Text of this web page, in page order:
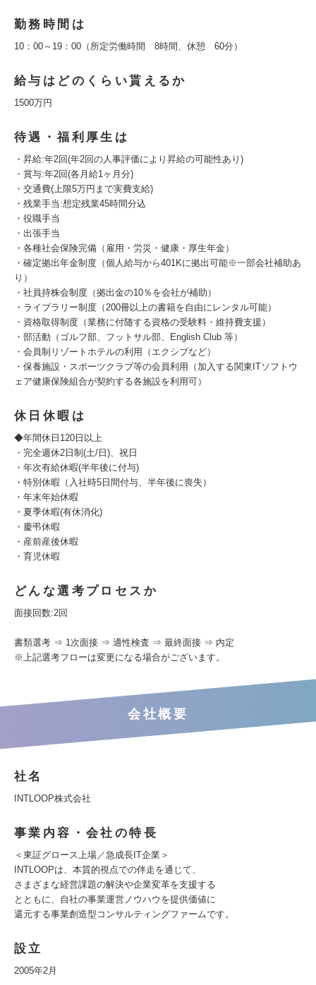
勤務時間は
10：00～19：00（所定労働時間 8時間、休憩 60分）
給与はどのくらい貰えるか
1500万円
待遇・福利厚生は
・昇給:年2回(年2回の人事評価により昇給の可能性あり)
・賞与:年2回(各月給1ヶ月分)
・交通費(上限5万円まで実費支給)
・残業手当:想定残業45時間分込
・役職手当
・出張手当
・各種社会保険完備（雇用・労災・健康・厚生年金）
・確定拠出年金制度（個人給与から401Kに拠出可能※一部会社補助あ
り）
・社員持株会制度（拠出金の10％を会社が補助）
・ライブラリー制度（200冊以上の書籍を自由にレンタル可能）
・資格取得制度（業務に付随する資格の受験料・維持費支援）
・部活動（ゴルフ部、フットサル部、English Club 等）
・会員制リゾートホテルの利用（エクシブなど）
・保養施設・スポーツクラブ等の会員利用（加入する関東ITソフトウ
ェア健康保険組合が契約する各施設を利用可）
休日休暇は
◆年間休日120日以上
・完全週休2日制(土/日)、祝日
・年次有給休暇(半年後に付与)
・特別休暇（入社時5日間付与、半年後に喪失）
・年末年始休暇
・夏季休暇(有休消化)
・慶弔休暇
・産前産後休暇
・育児休暇
どんな選考プロセスか
面接回数:2回
書類選考 ⇒ 1次面接 ⇒ 適性検査 ⇒ 最終面接 ⇒ 内定
※上記選考フローは変更になる場合がございます。
会社概要
社名
INTLOOP株式会社
事業内容・会社の特長
＜東証グロース上場／急成長IT企業＞
INTLOOPは、本質的視点での伴走を通じて、
さまざまな経営課題の解決や企業変革を支援する
とともに、自社の事業運営ノウハウを提供価値に
還元する事業創造型コンサルティングファームです。
設立
2005年2月